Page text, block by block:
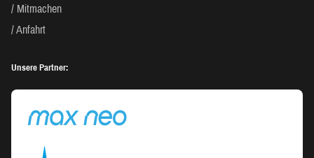
Mitmachen
Anfahrt
Unsere Partner: